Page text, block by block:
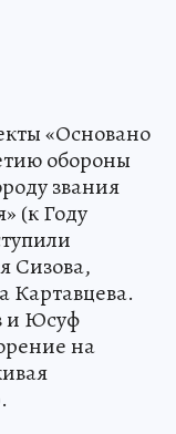
«Основано
обороны
звания
(к Году
Сизова,
Картавцева.
и Юсуф
на